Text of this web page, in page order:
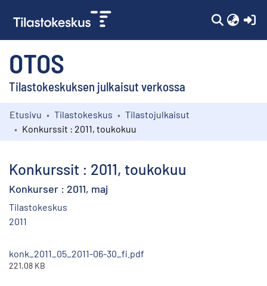
OTOS
Tilastokeskuksen julkaisut verkossa
Kokoelmat
Etusivu Tilastokeskus
Tilastojulkaisut
Konkurssit : 2011, toukokuu
Konkurssit : 2011, toukokuu
Konkurser : 2011, maj
Tilastokeskus
2011
konk_2011_05_2011-06-30_fi.pdf
221.08 KB